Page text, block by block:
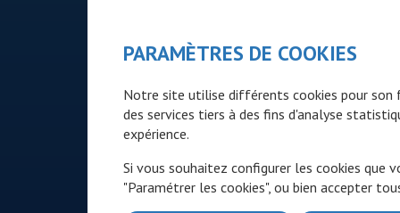
PARAMÈTRES DE COOKIES
Notre site utilise différents cookies pour son
des services tiers à des fins d'analyse
expérience.
Si vous souhaitez configurer les cookies que
"Paramétrer les cookies", ou bien accepter